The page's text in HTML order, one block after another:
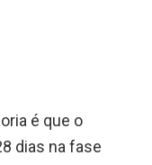
é que o
dias na fase
sejam